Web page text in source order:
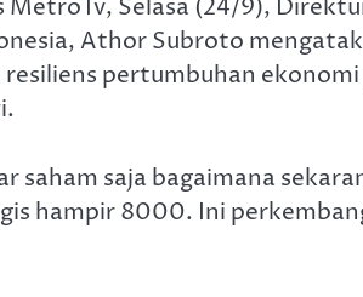
Selasa (24/9),
Athor Subroto
pertumbuhan ekonomi
saham saja bagaimana
hampir 8000. Ini